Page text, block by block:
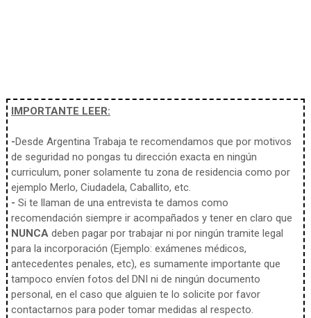
IMPORTANTE LEER:
-Desde Argentina Trabaja te recomendamos que por motivos
de seguridad no pongas tu dirección exacta en ningún
curriculum, poner solamente tu zona de residencia como por
ejemplo Merlo, Ciudadela, Caballito, etc.
- Si te llaman de una entrevista te damos como
recomendación siempre ir acompañados y tener en claro que
NUNCAdeben pagar por trabajar ni por ningún tramite legal
para la incorporación (Ejemplo: exámenes médicos,
antecedentes penales, etc), es sumamente importante que
tampoco envíen fotos del DNI ni de ningún documento
personal, en el caso que alguien te lo solicite por favor
contactarnos para poder tomar medidas al respecto.